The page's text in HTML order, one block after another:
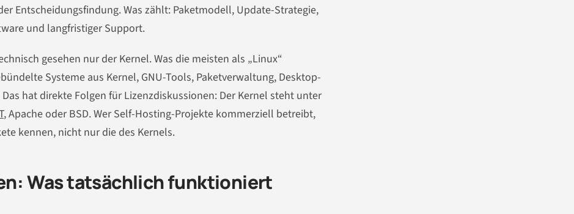
Entscheidungsfindung. Was zählt: Paketmodell, Update-Strategie,
und langfristiger Support.
gesehen nur der Kernel. Was die meisten als „Linux“
Systeme aus Kernel, GNU-Tools, Paketverwaltung, Desktop-
hat direkte Folgen für Lizenzdiskussionen: Der Kernel steht unter
, Apache oder BSD. Wer Self-Hosting-Projekte kommerziell betreibt,
kennen, nicht nur die des Kernels.
Was tatsächlich funktioniert